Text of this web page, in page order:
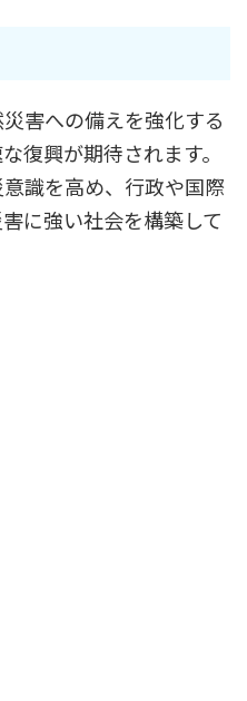
害への備えを強化する
復興が期待されます。
識を高め、行政や国際
に強い社会を構築して